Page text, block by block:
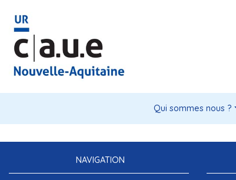
Qui sommes nous ?
NAVIGATION